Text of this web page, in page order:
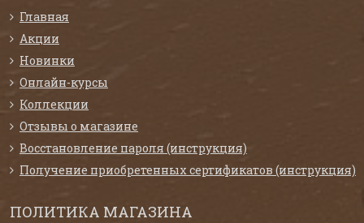
Главная
Акции
Новинки
Онлайн-курсы
Коллекции
Отзывы о магазине
Восстановление пароля (инструкция)
Получение приобретенных сертификатов (инструкция)
ПОЛИТИКА МАГАЗИНА